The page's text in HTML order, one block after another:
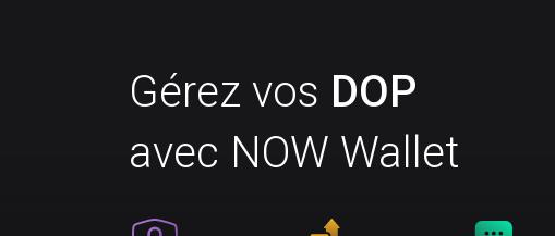
Gérez vos DOP
avec NOW Wallet